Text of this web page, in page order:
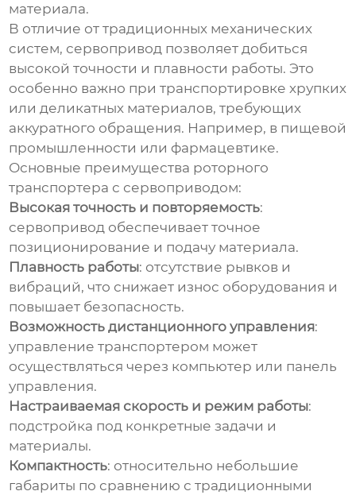
материала.
В отличие от традиционных механических
систем, сервопривод позволяет добиться
высокой точности и плавности работы. Это
особенно важно при транспортировке хрупких
или деликатных материалов, требующих
аккуратного обращения. Например, в пищевой
промышленности или фармацевтике.
Основные преимущества роторного
транспортера с сервоприводом:
Высокая точность и повторяемость:
сервопривод обеспечивает точное
позиционирование и подачу материала.
Плавность работы: отсутствие рывков и
вибраций, что снижает износ оборудования и
повышает безопасность.
Возможность дистанционного управления:
управление транспортером может
осуществляться через компьютер или панель
управления.
Настраиваемая скорость и режим работы:
подстройка под конкретные задачи и
материалы.
Компактность: относительно небольшие
габариты по сравнению с традиционными